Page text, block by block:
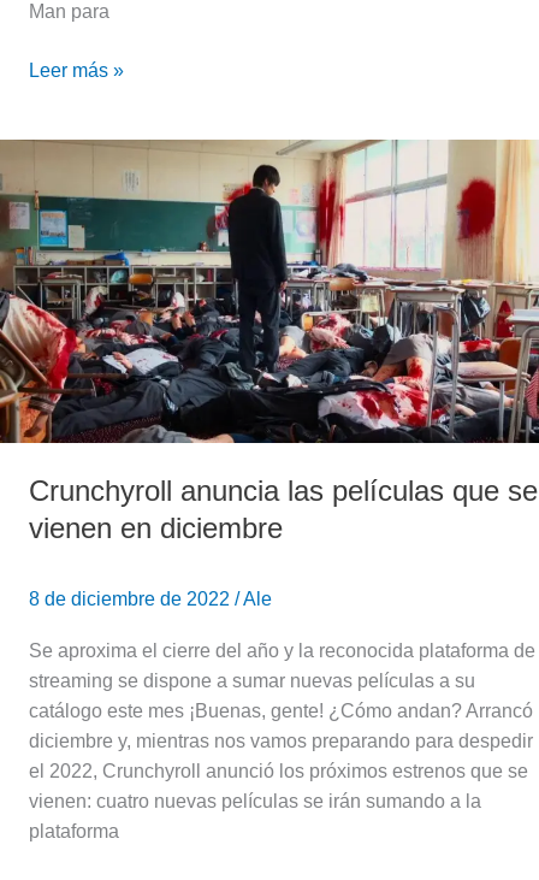
Man para
Leer más »
Crunchyroll anuncia las películas que se
vienen en diciembre
8 de diciembre de 2022 /Ale
Se aproxima el cierre del año y la reconocida plataforma de
streaming se dispone a sumar nuevas películas a su
catálogo este mes ¡Buenas, gente! ¿Cómo andan? Arrancó
diciembre y, mientras nos vamos preparando para despedir
el 2022, Crunchyroll anunció los próximos estrenos que se
vienen: cuatro nuevas películas se irán sumando a la
plataforma
Crunchyroll
las
películas
que
se
vienen
en
diciembre